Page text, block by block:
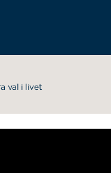
val i livet